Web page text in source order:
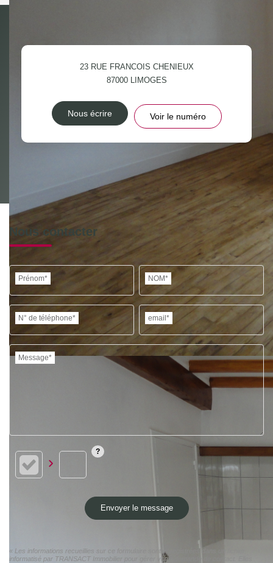
23 RUE FRANCOIS CHENIEUX
87000 LIMOGES
Nous écrire Voir le numéro
Nous contacter
Prénom* NOM*
N° de téléphone* email*
Message*
Envoyer le message
« Les informations recueillies sur ce formulaire sont enregistrées dans un fichier
informatisé par TRANSACT Immobilier pour gérer votre demande de contact. Elles